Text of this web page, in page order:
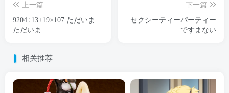
上一篇
9204÷13+19×107 ただいま…
ただいま
下一篇
セクシーティーパーティー
ですまない
相关推荐